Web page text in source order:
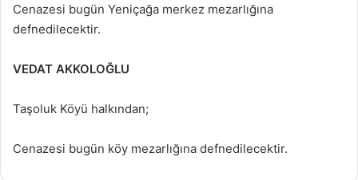
Cenazesi bugün Yeniçağa merkez mezarlığına
defnedilecektir.
VEDAT AKKOLOĞLU
Taşoluk Köyü halkından;
Cenazesi bugün köy mezarlığına defnedilecektir.